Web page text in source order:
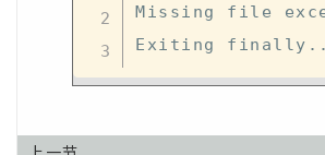
Missing file